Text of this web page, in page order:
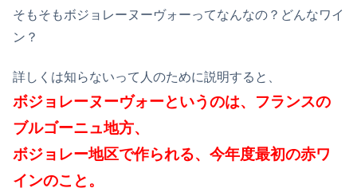
そもそもボジョレーヌーヴォーってなんなの？どんなワイ
ン？
詳しくは知らないって人のために説明すると、
ボジョレーヌーヴォーというのは、フランスの
ブルゴーニュ地方、
ボジョレー地区で作られる、今年度最初の赤ワ
インのこと。